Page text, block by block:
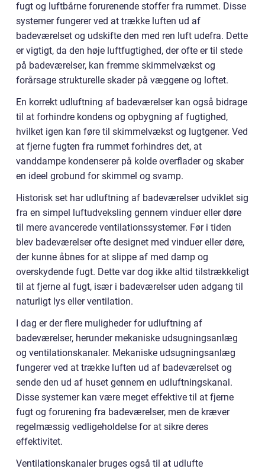
fugt og luftbårne forurenende stoffer fra rummet. Disse
systemer fungerer ved at trække luften ud af
badeværelset og udskifte den med ren luft udefra. Dette
er vigtigt, da den høje luftfugtighed, der ofte er til stede
på badeværelser, kan fremme skimmelvækst og
forårsage strukturelle skader på væggene og loftet.
En korrekt udluftning af badeværelser kan også bidrage
til at forhindre kondens og opbygning af fugtighed,
hvilket igen kan føre til skimmelvækst og lugtgener. Ved
at fjerne fugten fra rummet forhindres det, at
vanddampe kondenserer på kolde overflader og skaber
en ideel grobund for skimmel og svamp.
Historisk set har udluftning af badeværelser udviklet sig
fra en simpel luftudveksling gennem vinduer eller døre
til mere avancerede ventilationssystemer. Før i tiden
blev badeværelser ofte designet med vinduer eller døre,
der kunne åbnes for at slippe af med damp og
overskydende fugt. Dette var dog ikke altid tilstrækkeligt
til at fjerne al fugt, især i badeværelser uden adgang til
naturligt lys eller ventilation.
I dag er der flere muligheder for udluftning af
badeværelser, herunder mekaniske udsugningsanlæg
og ventilationskanaler. Mekaniske udsugningsanlæg
fungerer ved at trække luften ud af badeværelset og
sende den ud af huset gennem en udluftningskanal.
Disse systemer kan være meget effektive til at fjerne
fugt og forurening fra badeværelser, men de kræver
regelmæssig vedligeholdelse for at sikre deres
effektivitet.
Ventilationskanaler bruges også til at udlufte